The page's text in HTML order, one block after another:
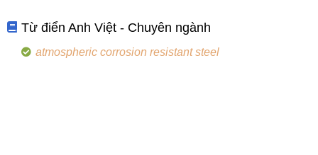
Từ điển Anh Việt - Chuyên ngành
atmospheric corrosion resistant steel